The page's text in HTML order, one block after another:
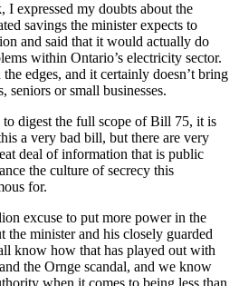
I expressed my doubts about the
savings the minister expects to
and said that it would actually do
within Ontario’s electricity sector.
edges, and it certainly doesn’t bring
or small businesses.
digest the full scope of Bill 75, it is
a very bad bill, but there are very
deal of information that is public
the culture of secrecy this
for.
excuse to put more power in the
the minister and his closely guarded
know how that has played out with
the Ornge scandal, and we know